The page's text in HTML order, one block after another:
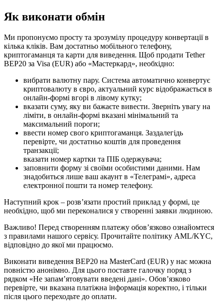
Як виконати обмін
Ми пропонуємо просту та зрозумілу процедуру конвертації в
кілька кліків. Вам достатньо мобільного телефону,
криптогаманця та карти для виведення. Щоб продати Tether
BEP20 за Visa (EUR) або «Мастеркард», необхідно:
вибрати валютну пару. Система автоматично конвертує
криптовалюту в євро, актуальний курс відображається в
онлайн-формі вгорі в лівому кутку;
вказати суму, яку ви бажаєте вивести. Зверніть увагу на
ліміти, в онлайн-формі вказані мінімальний та
максимальний пороги;
ввести номер свого криптогаманця. Заздалегідь
перевірте, чи достатньо коштів для проведення
транзакції;
вказати номер картки та ПІБ одержувача;
заповнити форму зі своїми особистими даними. Нам
знадобиться лише ваш акаунт в «Телеграмі», адреса
електронної пошти та номер телефону.
Наступний крок – розв’язати простий приклад у формі, це
необхідно, щоб ми переконалися у створенні заявки людиною.
Важливо! Перед створенням платежу обов’язково ознайомтеся
з правилами нашого сервісу. Прочитайте політику AML/KYC,
відповідно до якої ми працюємо.
Виконати виведення BEP20 на MasterCard (EUR) у нас можна
повністю анонімно. Для цього поставте галочку поряд з
рядком «Не запам’ятовувати введені дані». Обов’язково
перевірте, чи вказана платіжна інформація коректно, і тільки
після цього переходьте до оплати.